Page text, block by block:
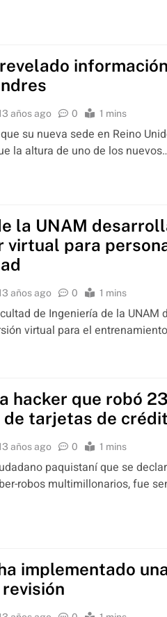
años ago 0 1 mins
su nueva sede en Reino
la altura de uno de los
la UNAM
virtual para
años ago 0 1 mins
de Ingeniería de la UNAM
virtual para el
hacker que robó
de tarjetas de
años ago 0 1 mins
paquistaní que se
robos multimillonarios, fue
implementado